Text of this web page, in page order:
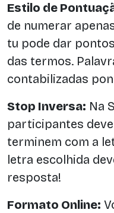
Estilo de
de numerar
tu pode dar
das termos.
contabilizadas
Stop Inversa: Na
participantes
terminem com a
letra escolhida
resposta!
Formato Online: